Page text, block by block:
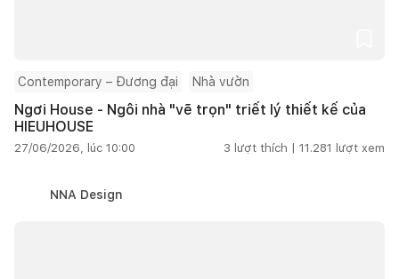
Contemporary – Đương đại Nhà vườn
Ngơi House - Ngôi nhà "vẽ trọn" triết lý thiết kế của
HIEUHOUSE
27/06/2026, lúc 10:00 3 lượt thích | 11.281 lượt xem
NNA Design